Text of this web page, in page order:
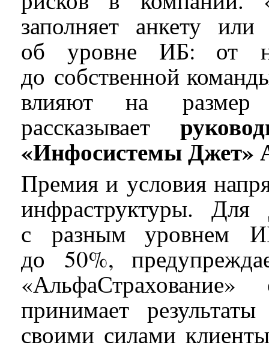
заполняет анкету или
об уровне ИБ: от
до собственной
влияют на
рассказывает
«Инфосистемы Джет»
Премия и условия
инфраструктуры.
с разным уровнем
до 50%,
принимает
своими силами